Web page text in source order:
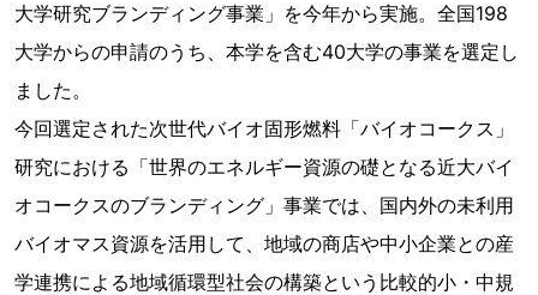
大学研究ブランディング事業」を今年から実施。全国198
大学からの申請のうち、本学を含む40大学の事業を選定し
ました。
今回選定された次世代バイオ固形燃料「バイオコークス」
研究における「世界のエネルギー資源の礎となる近大バイ
オコークスのブランディング」事業では、国内外の未利用
バイオマス資源を活用して、地域の商店や中小企業との産
学連携による地域循環型社会の構築という比較的小・中規